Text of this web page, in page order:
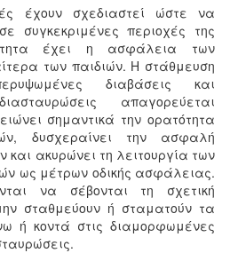
έχουν σχεδιαστεί ώστε να
συγκεκριμένες περιοχές της
έχει η ασφάλεια των
των παιδιών. Η στάθμευση
διαβάσεις και
απαγορεύεται
σημαντικά την ορατότητα
δυσχεραίνει την ασφαλή
και ακυρώνει τη λειτουργία των
ως μέτρων οδικής ασφάλειας.
να σέβονται τη σχετική
σταθμεύουν ή σταματούν τα
ή κοντά στις διαμορφωμένες